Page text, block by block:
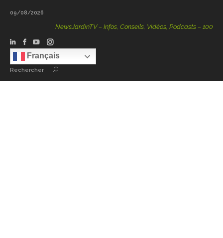
09/08/2026
NewsJardinTV – Infos, Conseils, Vidéos, Podcasts – 100 %
Français
Rechercher